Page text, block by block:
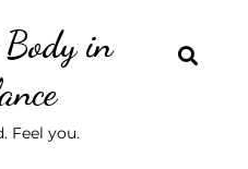
in
Feel you.